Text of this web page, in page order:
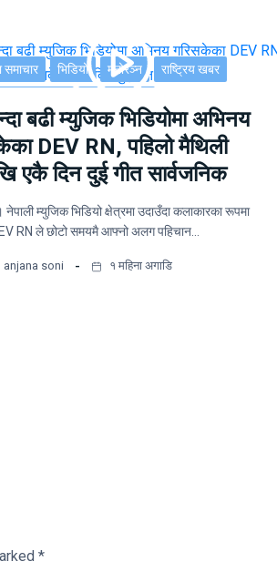
समाचार भिडियो मनोरञ्न राष्ट्रिय खबर
बढी म्युजिक भिडियोमा अभिनय
DEV RN, पहिलो मैथिली
एकै दिन दुई गीत सार्वजनिक
नेपाली म्युजिक भिडियो क्षेत्रमा उदाउँदा कलाकारका रूपमा
RN ले छोटो समयमै आफ्नो अलग पहिचान…
anjana soni १ महिना अगाडि
*